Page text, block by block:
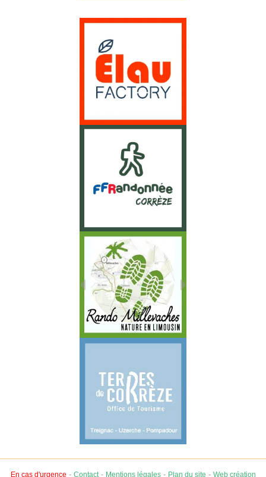
En cas d'urgence - Contact- Mentions légales- Plan du site - Web création